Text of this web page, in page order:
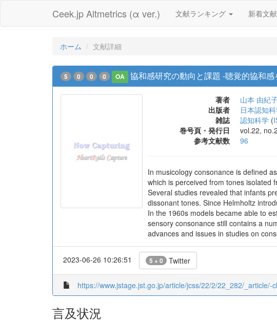
Ceek.jp Altmetrics (α ver.) 文献ランキング 新着文献
ホーム 文献詳細
5 0 0 0 OA 協和感研究の動向と課題 -聴覚的協和
著者 山本 由紀
出版者
日本認知
雑誌
認知科学 (
巻号頁・発行日
vol.22,
参考文献数
96
In musicology consonance is defined
which is perceived from tones isolated
Several studies revealed that infants
dissonant tones. Since Helmholtz
In the 1960s models became able to
sensory consonance still contains a
advances and issues in studies on
2023-06-26 10:26:51 5 + 0 Twitter
https://www.jstage.jst.go.jp/article/jcss/22/2/22_282/_article/-
言及状況